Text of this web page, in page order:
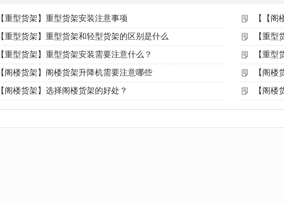
【重型货架】重型货架安装注意事项 【【阁
【重型货架】重型货架和轻型货架的区别是什么 【重型
【重型货架】重型货架安装需要注意什么？ 【重型
【阁楼货架】阁楼货架升降机需要注意哪些 【阁
【阁楼货架】选择阁楼货架的好处？ 【阁楼